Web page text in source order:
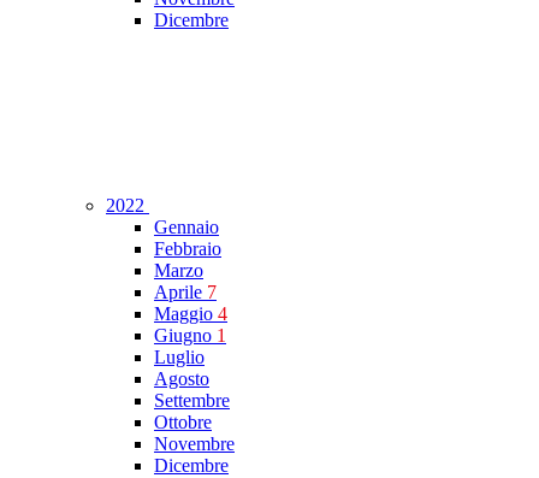
Dicembre
2022
Gennaio
Febbraio
Marzo
Aprile 7
Maggio 4
Giugno 1
Luglio
Agosto
Settembre
Ottobre
Novembre
Dicembre